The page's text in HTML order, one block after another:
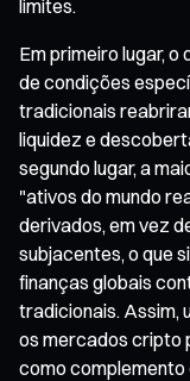
limites.
Em primeiro lugar,
de condições
tradicionais
liquidez e
segundo lugar, a
"ativos do mundo
derivados, em vez
subjacentes, o que
finanças globais
tradicionais. Assim,
os mercados cripto
como complemento